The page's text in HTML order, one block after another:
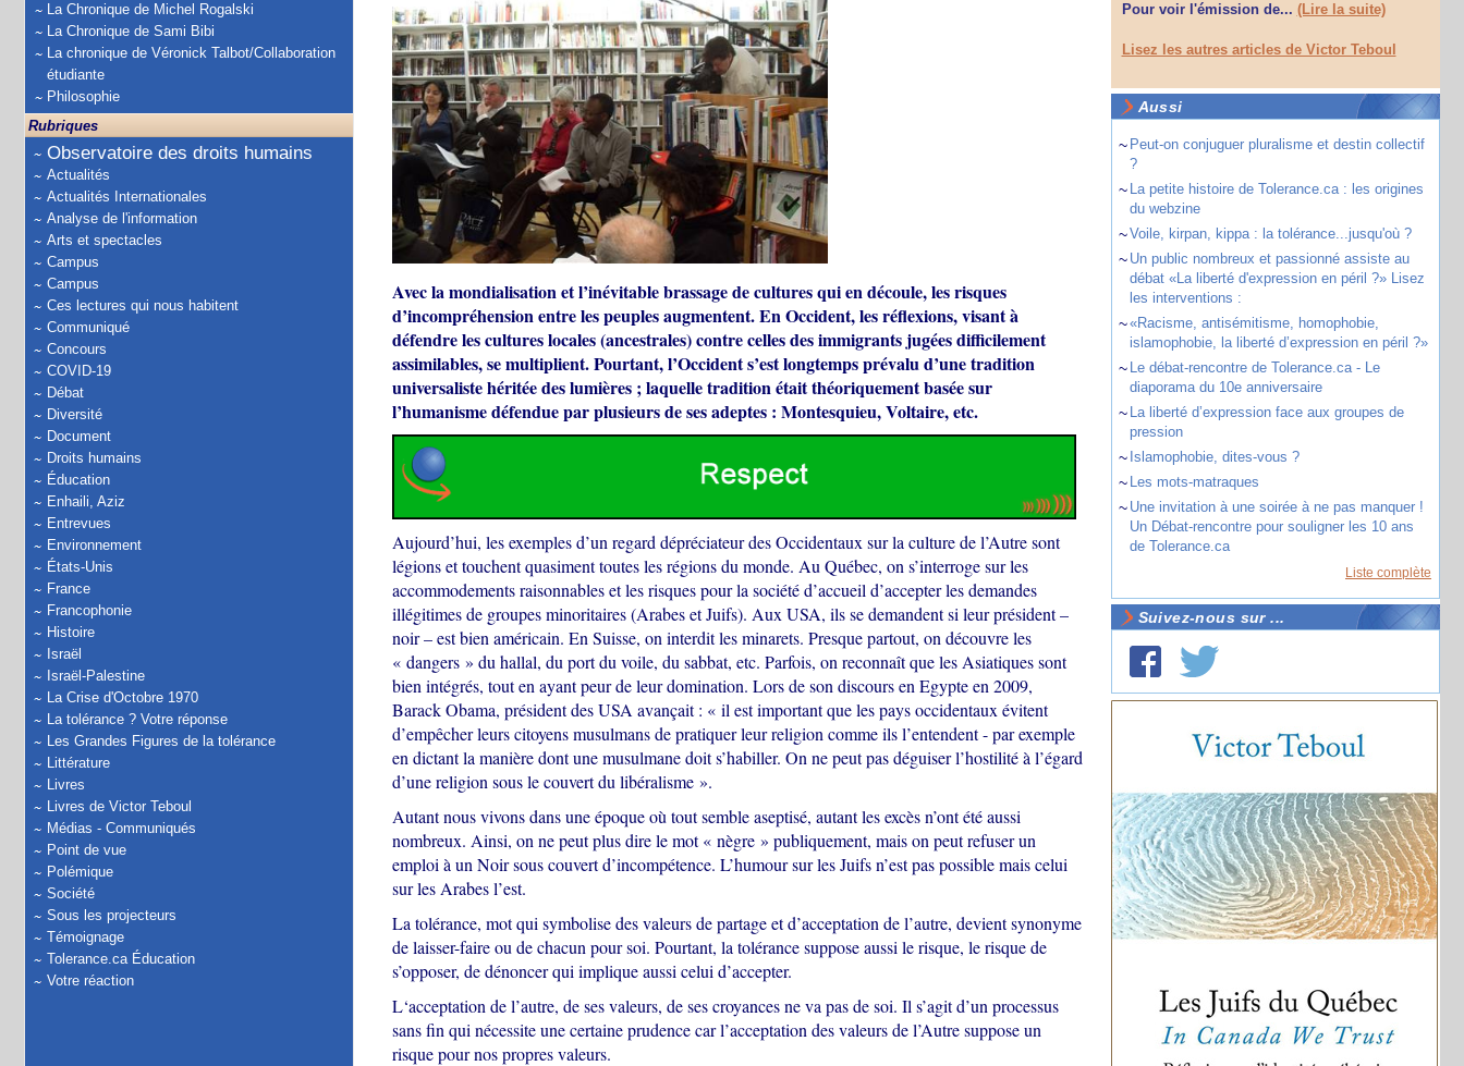
La Chronique de Michel Rogalski
La Chronique de Sami Bibi
La chronique de Véronick Talbot/Collaboration
étudiante
Philosophie
Rubriques
Observatoire des droits humains
Actualités
Actualités Internationales
Analyse de l'information
Arts et spectacles
Campus
Campus
Ces lectures qui nous habitent
Communiqué
Concours
COVID-19
Débat
Diversité
Document
Droits humains
Éducation
Enhaili, Aziz
Entrevues
Environnement
États-Unis
France
Francophonie
Histoire
Israël
Israël-Palestine
La Crise d'Octobre 1970
La tolérance ? Votre réponse
Les Grandes Figures de la tolérance
Littérature
Livres
Livres de Victor Teboul
Médias - Communiqués
Point de vue
Polémique
Société
Sous les projecteurs
Témoignage
Tolerance.ca Éducation
Votre réaction
Avec la mondialisation et l’inévitable brassage de cultures qui en découle, les risques
d’incompréhension entre les peuples augmentent. En Occident, les réflexions, visant à
défendre les cultures locales (ancestrales) contre celles des immigrants jugées difficilement
assimilables, se multiplient. Pourtant, l’Occident s’est longtemps prévalu d’une tradition
universaliste héritée des lumières ; laquelle tradition était théoriquement basée sur
l’humanisme défendue par plusieurs de ses adeptes : Montesquieu, Voltaire, etc.
Aujourd’hui, les exemples d’un regard dépréciateur des Occidentaux sur la culture de l’Autre sont
légions et touchent quasiment toutes les régions du monde. Au Québec, on s’interroge sur les
accommodements raisonnables et les risques pour la société d’accueil d’accepter les demandes
illégitimes de groupes minoritaires (Arabes et Juifs). Aux USA, ils se demandent si leur président –
noir – est bien américain. En Suisse, on interdit les minarets. Presque partout, on découvre les
« dangers » du hallal, du port du voile, du sabbat, etc. Parfois, on reconnaît que les Asiatiques sont
bien intégrés, tout en ayant peur de leur domination. Lors de son discours en Egypte en 2009,
Barack Obama, président des USA avançait : « il est important que les pays occidentaux évitent
d’empêcher leurs citoyens musulmans de pratiquer leur religion comme ils l’entendent - par exemple
en dictant la manière dont une musulmane doit s’habiller. On ne peut pas déguiser l’hostilité à l’égard
d’une religion sous le couvert du libéralisme ».
Autant nous vivons dans une époque où tout semble aseptisé, autant les excès n’ont été aussi
nombreux. Ainsi, on ne peut plus dire le mot « nègre » publiquement, mais on peut refuser un
emploi à un Noir sous couvert d’incompétence. L’humour sur les Juifs n’est pas possible mais celui
sur les Arabes l’est.
La tolérance, mot qui symbolise des valeurs de partage et d’acceptation de l’autre, devient synonyme
de laisser-faire ou de chacun pour soi. Pourtant, la tolérance suppose aussi le risque, le risque de
s’opposer, de dénoncer qui implique aussi celui d’accepter.
L‘acceptation de l’autre, de ses valeurs, de ses croyances ne va pas de soi. Il s’agit d’un processus
sans fin qui nécessite une certaine prudence car l’acceptation des valeurs de l’Autre suppose un
risque pour nos propres valeurs.
Pour voir l'émission de... (Lire la suite)
Lisez les autres articles de Victor Teboul
Aussi
~ Peut-on conjuguer pluralisme et destin collectif
?
~ La petite histoire de Tolerance.ca : les origines
du webzine
~Voile, kirpan, kippa : la tolérance...jusqu'où ?
~ Un public nombreux et passionné assiste au
débat «La liberté d'expression en péril ?» Lisez
les interventions :
~«Racisme, antisémitisme, homophobie,
islamophobie, la liberté d’expression en péril ?»
~ Le débat-rencontre de Tolerance.ca - Le
diaporama du 10e anniversaire
~ La liberté d’expression face aux groupes de
pression
~ Islamophobie, dites-vous ?
~ Les mots-matraques
~ Une invitation à une soirée à ne pas manquer !
Un Débat-rencontre pour souligner les 10 ans
de Tolerance.ca
Liste complète
Suivez-nous sur ...